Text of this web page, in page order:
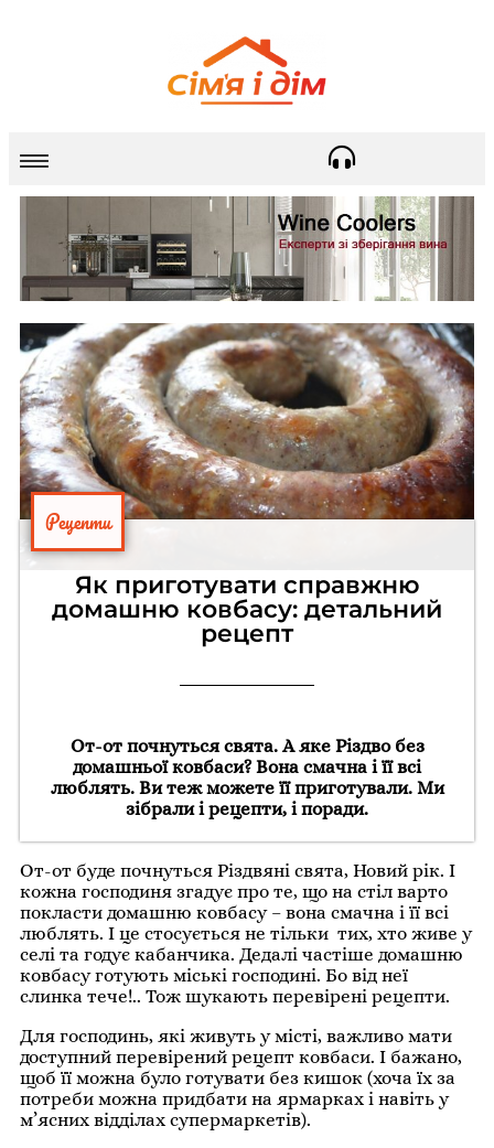
Рецепти
Як приготувати справжню
домашню ковбасу: детальний
рецепт
От-от почнуться свята. А яке Різдво без
домашньої ковбаси? Вона смачна і її всі
люблять. Ви теж можете її приготували. Ми
зібрали і рецепти, і поради.
От-от буде почнуться Різдвяні свята, Новий рік. І
кожна господиня згадує про те, що на стіл варто
покласти домашню ковбасу – вона смачна і її всі
люблять. І це стосується не тільки тих, хто живе у
селі та годує кабанчика. Дедалі частіше домашню
ковбасу готують міські господині. Бо від неї
слинка тече!.. Тож шукають перевірені рецепти.
Для господинь, які живуть у місті, важливо мати
доступний перевірений рецепт ковбаси. І бажано,
щоб її можна було готувати без кишок (хоча їх за
потреби можна придбати на ярмарках і навіть у
м’ясних відділах супермаркетів).